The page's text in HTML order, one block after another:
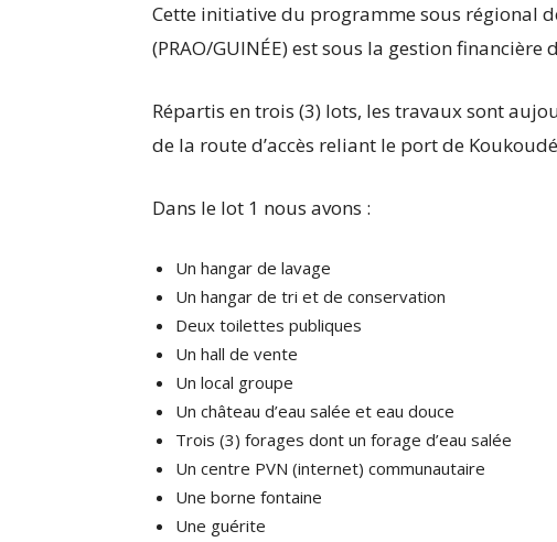
Cette initiative du programme sous régional
(PRAO/GUINÉE) est sous la gestion
Répartis en trois (3) lots, les travaux sont
de la route d’accès reliant le port de
Dans le lot 1 nous avons :
Un hangar de lavage
Un hangar de tri et de conservation
Deux toilettes publiques
Un hall de vente
Un local groupe
Un château d’eau salée et eau douce
Trois (3) forages dont un forage d’eau salée
Un centre PVN (internet) communautaire
Une borne fontaine
Une guérite